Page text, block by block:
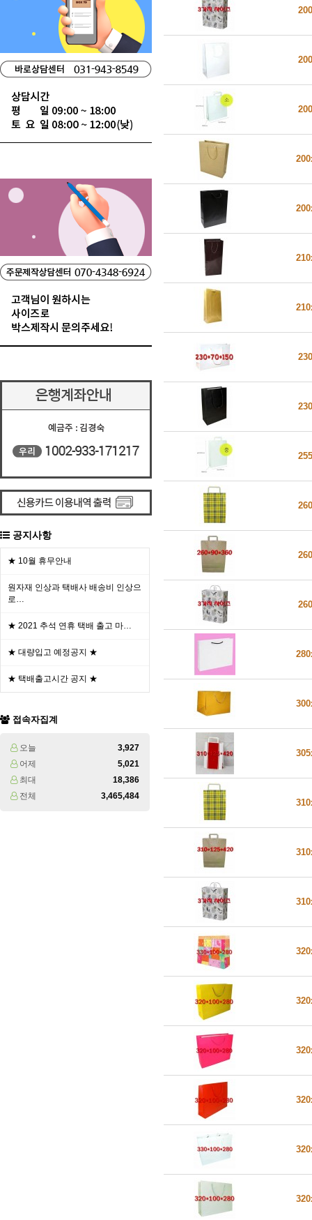
공지사항
★ 10월 휴무안내
원자재 인상과 택배사 배송비 인상으
로…
★ 2021 추석 연휴 택배 출고 마…
★ 대량입고 예정공지 ★
★ 택배출고시간 공지 ★
접속자집계
오늘
3,927
어제
5,021
최대
18,386
전체
3,465,484